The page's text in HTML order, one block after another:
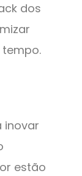
dos
inovar
estão